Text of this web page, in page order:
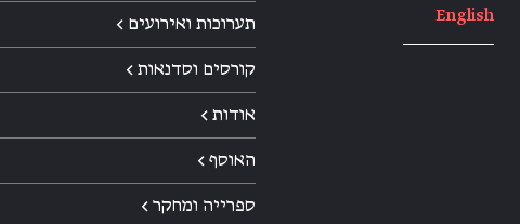
English
תערוכות ואירועים ←
קורסים וסדנאות ←
אודות ←
האוסף ←
ספרייה ומחקר ←